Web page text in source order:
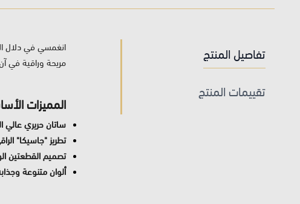
تفاصيل المنتج
تقييمات المنتج
انغمسي في دلال
مريحة وراقية في
المميزات
ساتان حريري عالي
تطريز "جاسيكا"
تصميم القطعتين
ألوان متنوعة